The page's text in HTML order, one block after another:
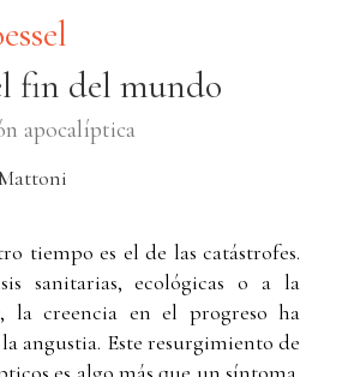
fin del mundo
apocalíptica
tiempo es el de las catástrofes.
sanitarias, ecológicas o a la
la creencia en el progreso ha
angustia. Este resurgimiento de
es algo más que un síntoma.